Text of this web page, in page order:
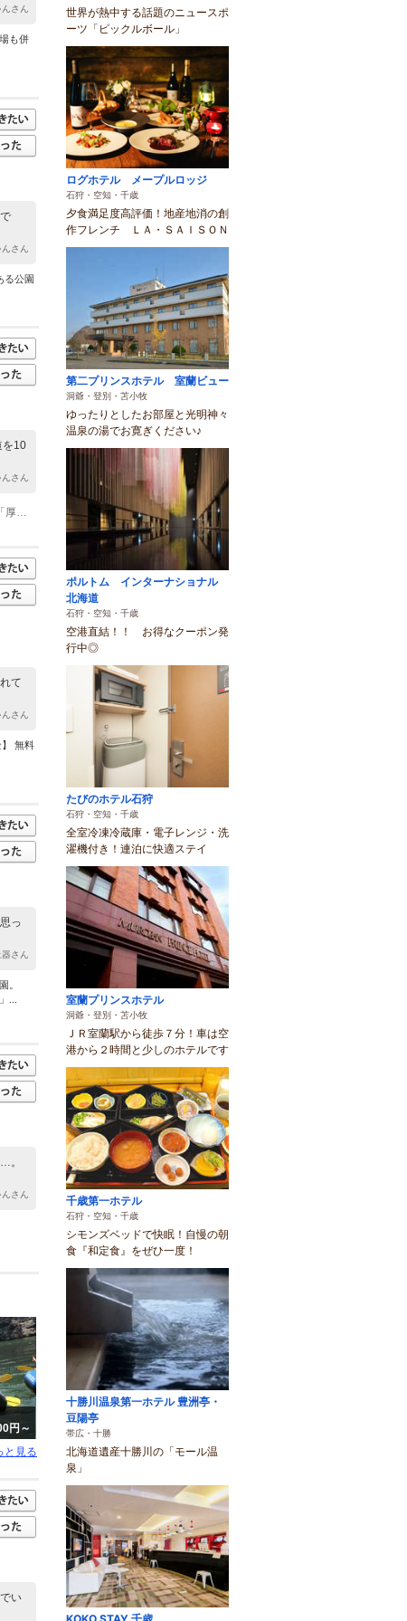
さん
も併
さん
公園
を10
さん
(1)JR札幌駅からバスで90分（「中央バス札幌ターミナル」から「幌行」または「厚田支所行」乗車、ＪＲ札幌駅の最寄駅は「北５条西１丁目」） 「厚田支所」から徒歩で15分
て
さん
無料
っ
さん
。
...
。
さん
円～
と見る
い
世界が熱中する話題のニュースポ
ーツ「ピックルボール」
ログホテル メープルロッジ
石狩・空知・千歳
夕食満足度高評価！地産地消の創
作フレンチ ＬＡ・ＳＡＩＳＯＮ
第二プリンスホテル 室蘭ビュー
洞爺・登別・苫小牧
ゆったりとしたお部屋と光明神々
温泉の湯でお寛ぎください♪
ポルトム インターナショナル
北海道
石狩・空知・千歳
空港直結！！ お得なクーポン発
行中◎
たびのホテル石狩
石狩・空知・千歳
全室冷凍冷蔵庫・電子レンジ・洗
濯機付き！連泊に快適ステイ
室蘭プリンスホテル
洞爺・登別・苫小牧
ＪＲ室蘭駅から徒歩７分！車は空
港から２時間と少しのホテルです
千歳第一ホテル
石狩・空知・千歳
シモンズベッドで快眠！自慢の朝
食『和定食』をぜひ一度！
十勝川温泉第一ホテル 豊洲亭・
豆陽亭
帯広・十勝
北海道遺産十勝川の「モール温
泉」